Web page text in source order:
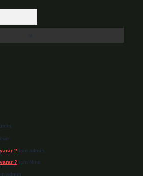
?için admin
?için Mine
admin